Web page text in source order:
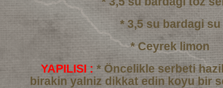
* 3,5 su bardagi su
* Ceyrek limon
YAPILISI : * Öncelikle serbeti
birakin yalniz dikkat edin koyu bir